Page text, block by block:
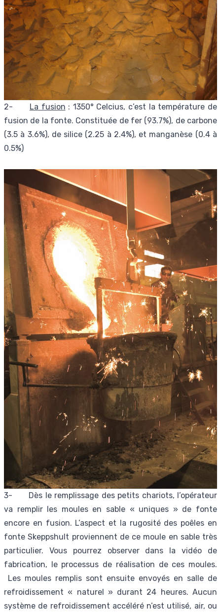
2- La fusion : 1350° Celcius, c’est la température de
fusion de la fonte. Constituée de fer (93.7%), de carbone
(3.5 à 3.6%), de silice (2.25 à 2.4%), et manganèse (0.4 à
0.5%)
3- Dès le remplissage des petits chariots, l’opérateur
va remplir les moules en sable « uniques » de fonte
encore en fusion. L’aspect et la rugosité des poêles en
fonte Skeppshult proviennent de ce moule en sable très
particulier. Vous pourrez observer dans la vidéo de
fabrication, le processus de réalisation de ces moules.
Les moules remplis sont ensuite envoyés en salle de
refroidissement « naturel » durant 24 heures. Aucun
système de refroidissement accéléré n’est utilisé, air, ou